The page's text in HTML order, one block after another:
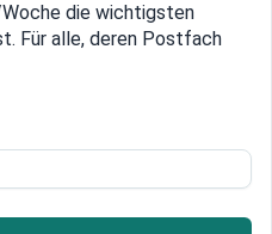
China
Sprengstoff
die wichtigsten
Für alle, deren Postfach